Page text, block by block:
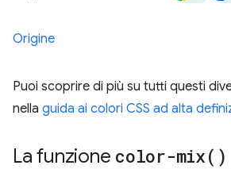
Origine
Puoi scoprire di più su tutti questi
nella guida ai colori CSS ad alta
La funzione color-mix( )